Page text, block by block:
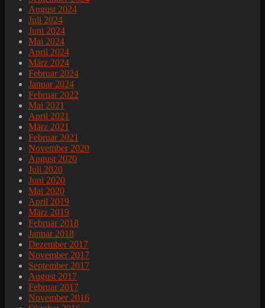
August 2024
Juli 2024
Juni 2024
Mai 2024
April 2024
März 2024
Februar 2024
Januar 2024
Februar 2022
Mai 2021
April 2021
März 2021
Februar 2021
November 2020
August 2020
Juli 2020
Juni 2020
Mai 2020
April 2019
März 2019
Februar 2018
Januar 2018
Dezember 2017
November 2017
September 2017
August 2017
Februar 2017
November 2016